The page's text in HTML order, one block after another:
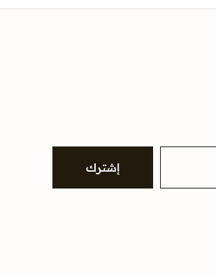
إشترك